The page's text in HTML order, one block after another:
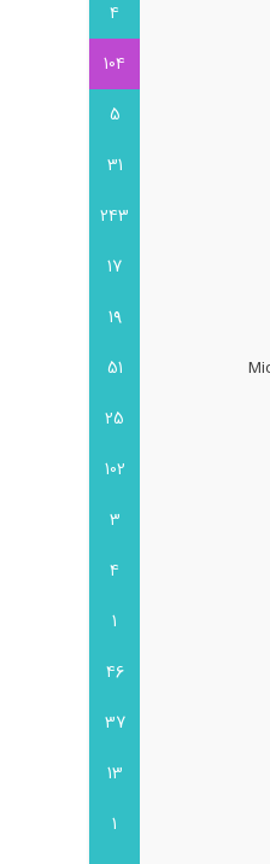
4
104
5
31
243
17
19
51
25
102
3
4
1
46
37
13
1